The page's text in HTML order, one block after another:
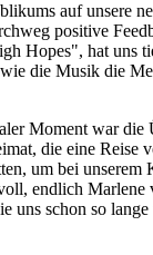
auf unsere
positive
Hopes", hat uns
die Musik die
Moment war die
die eine Reise
um bei unserem
endlich Marlene
uns schon so lange